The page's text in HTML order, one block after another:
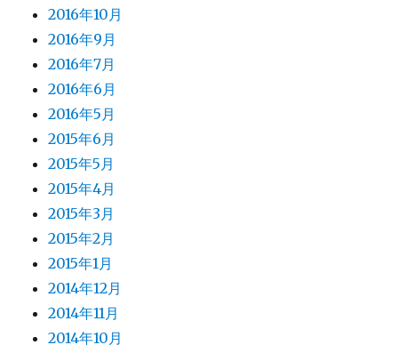
2016年10月
2016年9月
2016年7月
2016年6月
2016年5月
2015年6月
2015年5月
2015年4月
2015年3月
2015年2月
2015年1月
2014年12月
2014年11月
2014年10月